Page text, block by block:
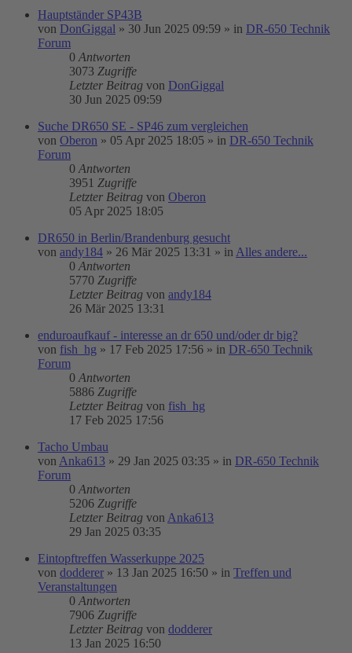
Hauptständer SP43B
von DonGiggal » 30 Jun 2025 09:59 » in DR-650 Technik
Forum
0 Antworten
3073 Zugriffe
Letzter Beitrag von DonGiggal
30 Jun 2025 09:59
Suche DR650 SE - SP46 zum vergleichen
von Oberon » 05 Apr 2025 18:05 » in DR-650 Technik
Forum
0 Antworten
3951 Zugriffe
Letzter Beitrag von Oberon
05 Apr 2025 18:05
DR650 in Berlin/Brandenburg gesucht
von andy184 » 26 Mär 2025 13:31 » in Alles andere...
0 Antworten
5770 Zugriffe
Letzter Beitrag von andy184
26 Mär 2025 13:31
enduroaufkauf - interesse an dr 650 und/oder dr big?
von fish_hg » 17 Feb 2025 17:56 » in DR-650 Technik
Forum
0 Antworten
5886 Zugriffe
Letzter Beitrag von fish_hg
17 Feb 2025 17:56
Tacho Umbau
von Anka613 » 29 Jan 2025 03:35 » in DR-650 Technik
Forum
0 Antworten
5206 Zugriffe
Letzter Beitrag von Anka613
29 Jan 2025 03:35
Eintopftreffen Wasserkuppe 2025
von dodderer » 13 Jan 2025 16:50 » in Treffen und
Veranstaltungen
0 Antworten
7906 Zugriffe
Letzter Beitrag von dodderer
13 Jan 2025 16:50